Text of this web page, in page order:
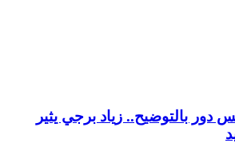
دور بالتوضيح.. زياد برجي يثير